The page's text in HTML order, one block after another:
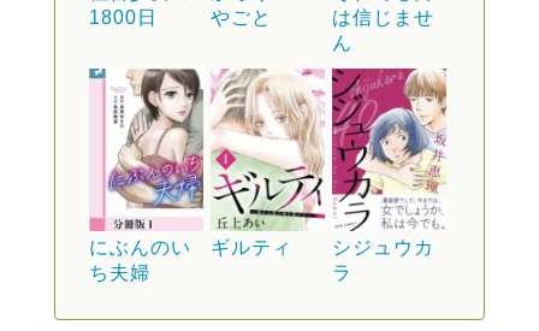
1800日
やごと
は信じませ
ん
にぶんのい
ち夫婦
ギルティ
シジュウカ
ラ